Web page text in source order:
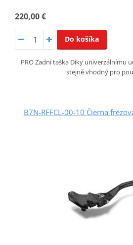
220,00 €
Do košíka
PRO Zadní taška Díky univerzálnímu
stejně vhodný pro
B7N-RFFCL-00-10 Čierna